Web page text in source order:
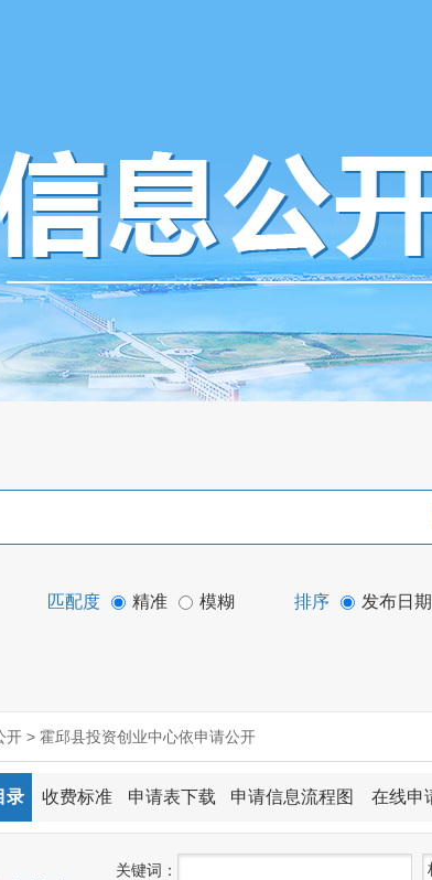
匹配度 精准 模糊 排序 发布日期
开 > 霍邱县投资创业中心依申请公开
录 收费标准 申请表下载 申请信息流程图 在线申
关键词：